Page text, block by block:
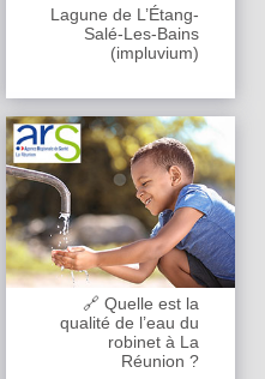
Lagune de L’Étang-
Salé-Les-Bains
(impluvium)
🔗 Quelle est la
qualité de l’eau du
robinet à La
Réunion ?